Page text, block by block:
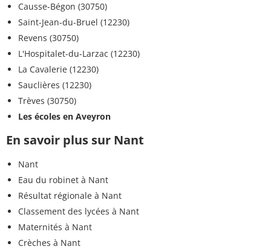
Causse-Bégon (30750)
Saint-Jean-du-Bruel (12230)
Revens (30750)
L'Hospitalet-du-Larzac (12230)
La Cavalerie (12230)
Sauclières (12230)
Trèves (30750)
Les écoles en Aveyron
En savoir plus sur Nant
Nant
Eau du robinet à Nant
Résultat régionale à Nant
Classement des lycées à Nant
Maternités à Nant
Crèches à Nant